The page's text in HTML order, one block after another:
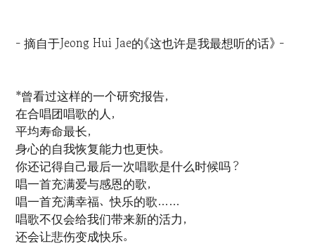
- 摘自于Jeong Hui Jae的《这也许是我最想听的话》 -
*曾看过这样的一个研究报告，
在合唱团唱歌的人，
平均寿命最长，
身心的自我恢复能力也更快。
你还记得自己最后一次唱歌是什么时候吗？
唱一首充满爱与感恩的歌，
唱一首充满幸福、快乐的歌……
唱歌不仅会给我们带来新的活力，
还会让悲伤变成快乐。